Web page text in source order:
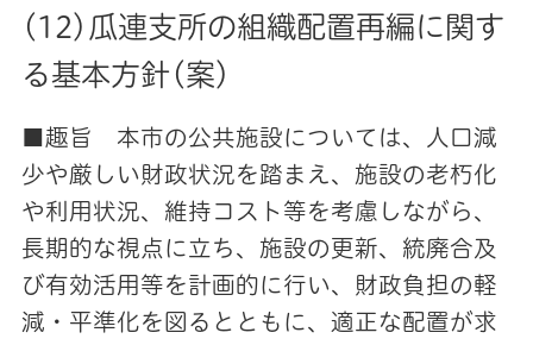
(12)瓜連支所の組織配置再編に関す
る基本方針 (案)
■趣旨 本市の公共施設については、人口減
少や厳しい財政状況を踏まえ、施設の老朽化
や利用状況、維持コスト等を考慮しながら、
長期的な視点に立ち、施設の更新、統廃合及
び有効活用等を計画的に行い、財政負担の軽
減・平準化を図るとともに、適正な配置が求